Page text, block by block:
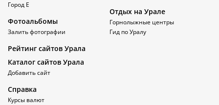
Город Е
Фотоальбомы
Залить фотографии
Отдых на Урале
Горнолыжные центры
Гид по Уралу
Рейтинг сайтов Урала
Каталог сайтов Урала
Добавить сайт
Справка
Курсы валют